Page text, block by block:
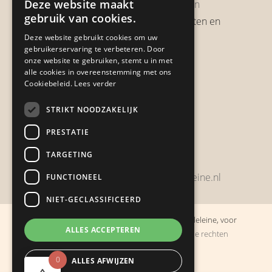
Garantie & Retourneren
Verzendbeleid, verzendkosten en
verzendtijden
Heb je een klacht?
Zwijnsbergenstraat 154
bestelling@boulevarddelamadeleine.nl
© Copyright 2019 - 2026Boulevard de la Madeleine, voor
cadeaus die je stiekem liever zelf houdt· Alle rechten
voorbehouden
Ontwikkeling door
0
Deze website maakt
gebruik van cookies.
Deze website gebruikt cookies om uw
gebruikerservaring te verbeteren. Door
onze website te gebruiken, stemt u in met
alle cookies in overeenstemming met ons
Cookiebeleid. Lees verder
STRIKT NOODZAKELIJK
PRESTATIE
TARGETING
FUNCTIONEEL
NIET-GECLASSIFICEERD
ALLES ACCEPTEREN
ALLES AFWIJZEN